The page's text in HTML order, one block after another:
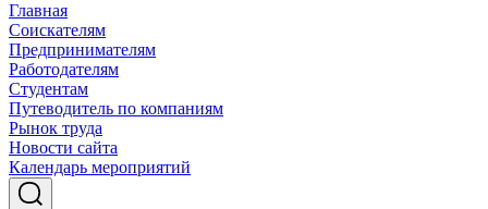
Главная
Соискателям
Предпринимателям
Работодателям
Студентам
Путеводитель по компаниям
Рынок труда
Новости сайта
Календарь мероприятий